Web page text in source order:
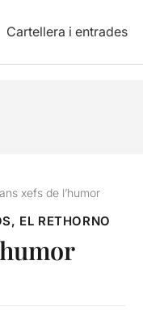
Cartellera i entrades
xefs de l’humor
EL RETHORNO